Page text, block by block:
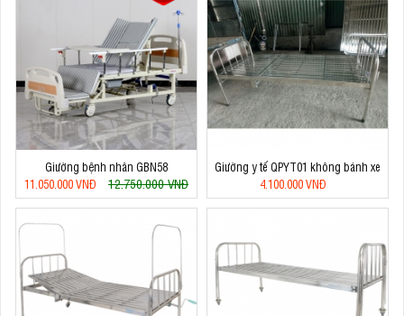
Giường bệnh nhân GBN58
11.050.000 VNĐ
12.750.000 VNĐ
Giường y tế QPYT01 không bánh xe
4.100.000 VNĐ